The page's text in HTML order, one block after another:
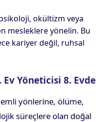
okültizm veya
mesleklere yönelin. Bu
kariyer değil, ruhsal
Yöneticisi 8. Evde
yönlerine, ölüme,
süreçlere olan doğal